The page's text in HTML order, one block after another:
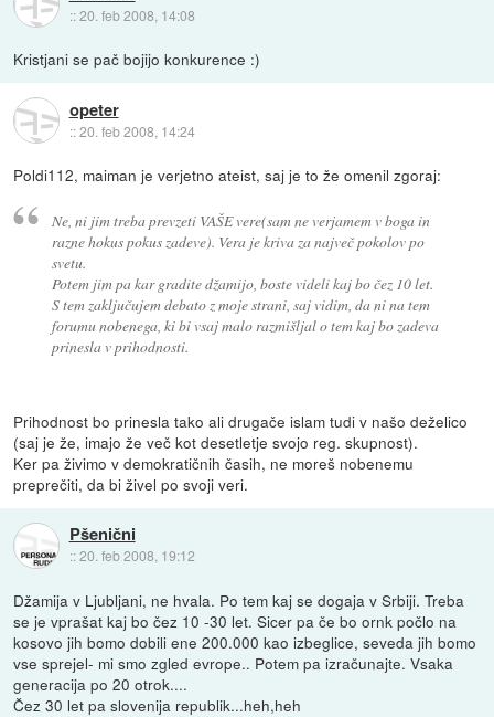
::20. feb 2008, 14:08
Kristjani se pač bojijo konkurence :)
opeter
::20. feb 2008, 14:24
Poldi112, maiman je verjetno ateist, saj je to že omenil zgoraj:
Ne, ni jim treba prevzeti VAŠE vere(sam ne verjamem v boga in
razne hokus pokus zadeve). Vera je kriva za največ pokolov po
svetu.
Potem jim pa kar gradite džamijo, boste videli kaj bo čez 10 let.
S tem zaključujem debato z moje strani, saj vidim, da ni na tem
forumu nobenega, ki bi vsaj malo razmišljal o tem kaj bo zadeva
prinesla v prihodnosti.
Prihodnost bo prinesla tako ali drugače islam tudi v našo deželico
(saj je že, imajo že več kot desetletje svojo reg. skupnost).
Ker pa živimo v demokratičnih časih, ne moreš nobenemu
preprečiti, da bi živel po svoji veri.
Pšenični
::20. feb 2008, 19:12
Džamija v Ljubljani, ne hvala. Po tem kaj se dogaja v Srbiji. Treba
se je vprašat kaj bo čez 10 -30 let. Sicer pa če bo ornk počlo na
kosovo jih bomo dobili ene 200.000 kao izbeglice, seveda jih bomo
vse sprejel- mi smo zgled evrope.. Potem pa izračunajte. Vsaka
generacija po 20 otrok....
Čez 30 let pa slovenija republik...heh,heh